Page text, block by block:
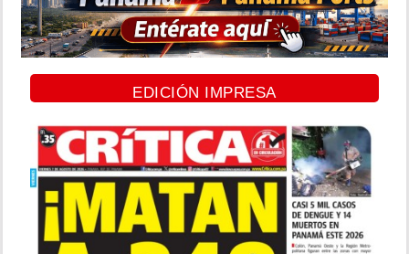
EDICIÓN IMPRESA